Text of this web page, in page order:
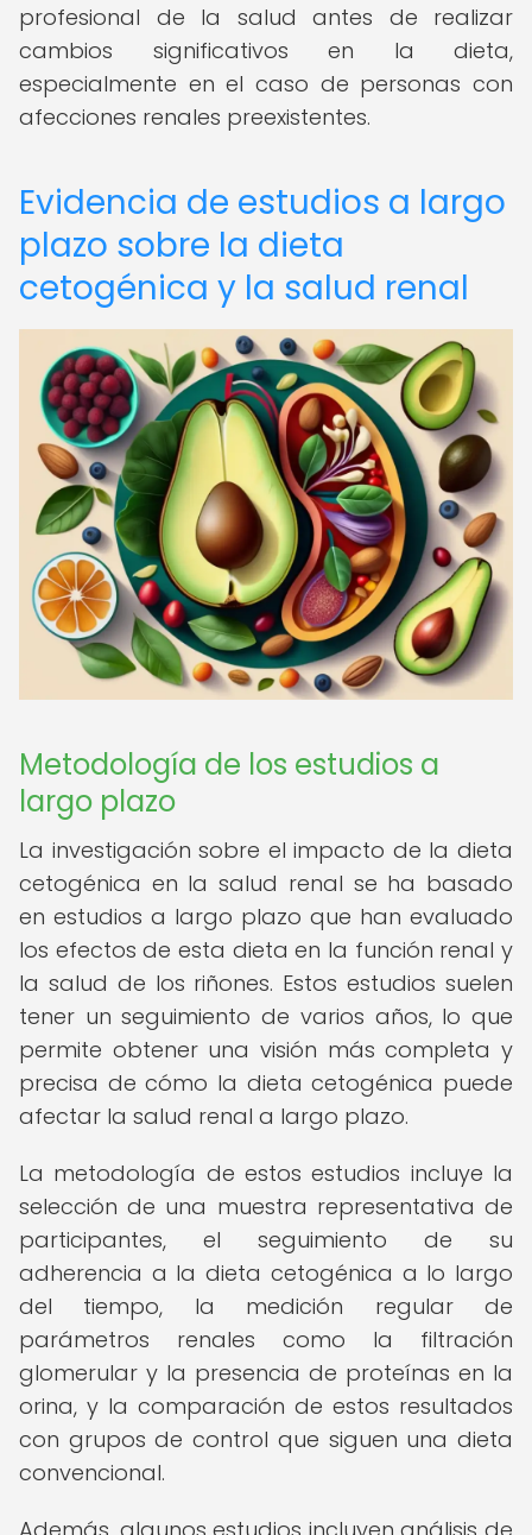
profesional de la salud antes de realizar
cambios significativos en la dieta,
especialmente en el caso de personas con
afecciones renales preexistentes.
Evidencia de estudios a largo
plazo sobre la dieta
cetogénica y la salud renal
Metodología de los estudios a
largo plazo
La investigación sobre el impacto de la dieta
cetogénica en la salud renal se ha basado
en estudios a largo plazo que han evaluado
los efectos de esta dieta en la función renal y
la salud de los riñones. Estos estudios suelen
tener un seguimiento de varios años, lo que
permite obtener una visión más completa y
precisa de cómo la dieta cetogénica puede
afectar la salud renal a largo plazo.
La metodología de estos estudios incluye la
selección de una muestra representativa de
participantes, el seguimiento de su
adherencia a la dieta cetogénica a lo largo
del tiempo, la medición regular de
parámetros renales como la filtración
glomerular y la presencia de proteínas en la
orina, y la comparación de estos resultados
con grupos de control que siguen una dieta
convencional.